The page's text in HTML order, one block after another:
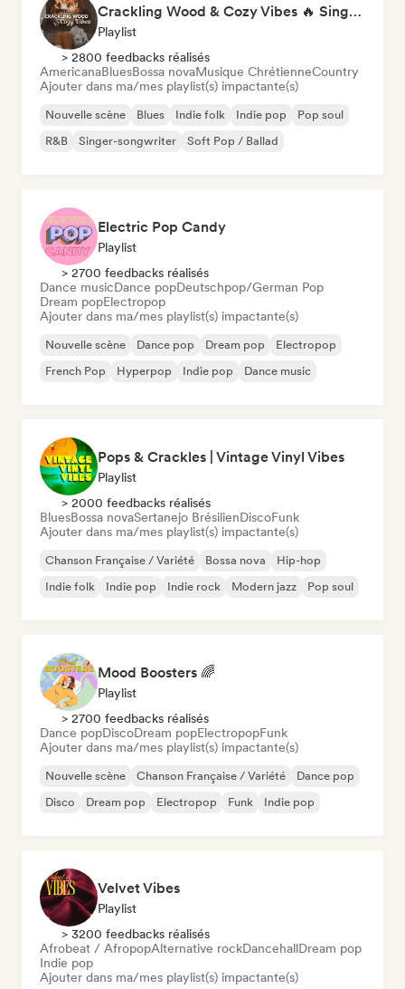
Crackling Wood & Cozy Vibes 🔥 Singer-Songwriter, Dream Pop & Bedroom Pop
Playlist
> 2800 feedbacks réalisés
AmericanaBluesBossa novaMusique ChrétienneCountry
Ajouter dans ma/mes playlist(s) impactante(s)
Nouvelle scène Blues Indie folk Indie pop
Pop soul
R&B
Singer-songwriter Soft Pop / Ballad
Electric Pop Candy
Playlist
> 2700 feedbacks réalisés
Dance musicDance popDeutschpop/German Pop
Dream popElectropop
Ajouter dans ma/mes playlist(s) impactante(s)
Nouvelle scène Dance pop Dream pop
Electropop
French Pop
Hyperpop Indie pop Dance music
Pops & Crackles | Vintage Vinyl Vibes
Playlist
> 2000 feedbacks réalisés
BluesBossa novaSertanejo BrésilienDiscoFunk
Ajouter dans ma/mes playlist(s) impactante(s)
Chanson Française / Variété Bossa nova
Hip-hop
Indie folk
Indie pop Indie rock Modern jazz Pop soul
Mood Boosters 🌈
Playlist
> 2700 feedbacks réalisés
Dance popDiscoDream popElectropopFunk
Ajouter dans ma/mes playlist(s) impactante(s)
Nouvelle scène Chanson Française / Variété
Dance pop
Disco
Dream pop Electropop Funk Indie pop
Velvet Vibes
Playlist
> 3200 feedbacks réalisés
Afrobeat / AfropopAlternative rockDancehallDream pop
Indie pop
Ajouter dans ma/mes playlist(s) impactante(s)